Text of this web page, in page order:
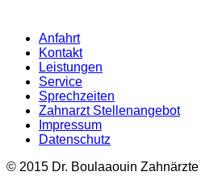
Anfahrt
Kontakt
Leistungen
Service
Sprechzeiten
Zahnarzt Stellenangebot
Impressum
Datenschutz
© 2015 Dr. Boulaaouin Zahnärzte